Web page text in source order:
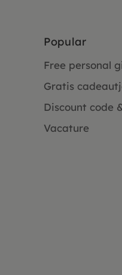
Popular
Free personal
Gratis
Discount code
Vacature